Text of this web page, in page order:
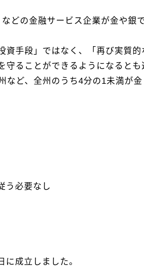
どの金融サービス企業が金や銀
手段」ではなく、「再び実質
ることができるようになるとも
ど、全州のうち4分の1未満が
う必要なし
成立しました。